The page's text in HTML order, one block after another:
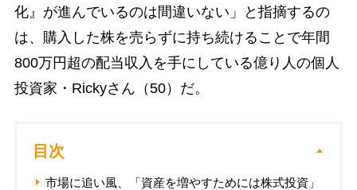
化』が進んでいるのは間違いない」と指摘するの
は、購入した株を売らずに持ち続けることで年間
800万円超の配当収入を手にしている億り人の個人
投資家・Rickyさん（50）だ。
目次
市場に追い風、「資産を増やすためには株式投資」